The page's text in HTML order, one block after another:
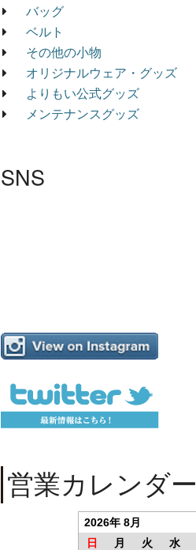
バッグ
ベルト
その他の小物
オリジナルウェア・グッズ
よりもい公式グッズ
メンテナンスグッズ
SNS
営業カレンダー
2026年 8月
日
月 火 水